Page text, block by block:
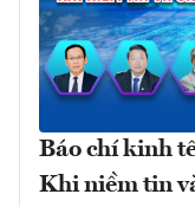
Báo chí kinh
Khi niềm tin